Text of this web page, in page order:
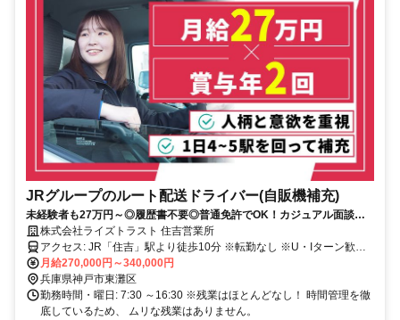
JRグループのルート配送ドライバー(自販機補充)
未経験者も27万円～◎履歴書不要◎普通免許でOK！カジュアル面談実
施中！入社祝金5万円支給！第二新卒も歓迎！
株式会社ライズトラスト 住吉営業所
アクセス: JR「住吉」駅より徒歩10分 ※転勤なし ※U・Iターン歓迎
✨️下記エリアからも通勤している人がいます！ ※通勤時間は30～1時
間の社員が多いです。 【兵庫県】西宮駅・朝霧駅・明石駅・新長田
駅・尼崎駅等 【大阪府】京橋駅・福島駅・千里中央駅・西九条駅等
月給270,000円～340,000円
兵庫県神戸市東灘区
勤務時間・曜日: 7:30 ～16:30 ※残業はほとんどなし！ 時間管理を徹
底しているため、 ムリな残業はありません。